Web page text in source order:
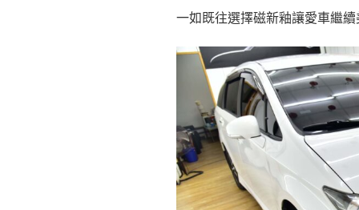
一如既往選擇磁新釉讓愛車繼